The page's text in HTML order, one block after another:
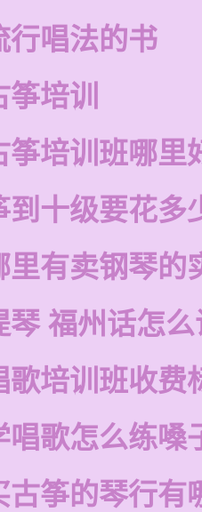
行唱法的书
培训
筝培训班哪里
到十级要花多
里有卖钢琴的
琴 福州话怎
歌培训班收费
唱歌怎么练嗓
古筝的琴行有